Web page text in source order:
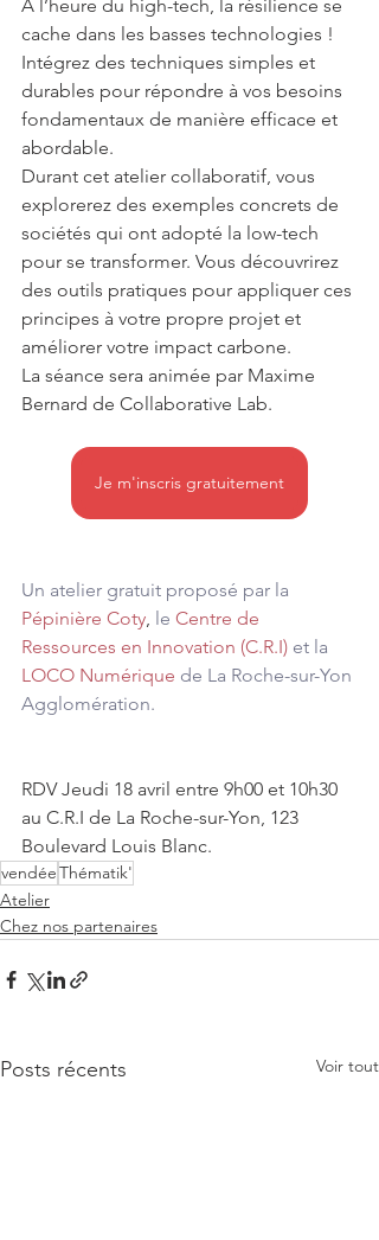
A l’heure du high-tech, la résilience se
cache dans les basses technologies !
Intégrez des techniques simples et
durables pour répondre à vos besoins
fondamentaux de manière efficace et
abordable.
Durant cet atelier collaboratif, vous
explorerez des exemples concrets de
sociétés qui ont adopté la low-tech
pour se transformer. Vous découvrirez
des outils pratiques pour appliquer ces
principes à votre propre projet et
améliorer votre impact carbone.
La séance sera animée par Maxime
Bernard de Collaborative Lab.
Je m'inscris gratuitement
Un atelier gratuit proposé par la
Pépinière Coty, le Centre de
Ressources en Innovation (C.R.I) et la
LOCO Numérique de La Roche-sur-Yon
Agglomération.
RDV Jeudi 18 avril entre 9h00 et 10h30
au C.R.I de La Roche-sur-Yon, 123
Boulevard Louis Blanc.
vendéeThématik'
Atelier
Chez nos partenaires
Posts récents Voir tout